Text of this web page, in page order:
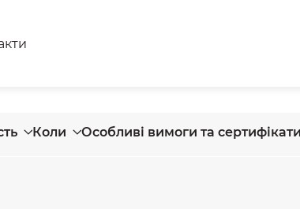
Коли Особливі вимоги та сертифікати